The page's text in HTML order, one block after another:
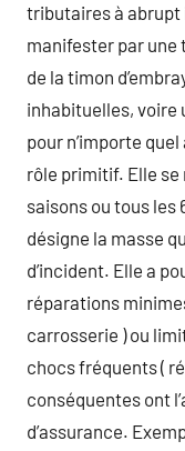
tributaires à abrupt
manifester par une
de la timon
inhabituelles, voire
pour n’importe
rôle primitif. Elle
saisons ou tous
désigne la masse
d’incident. Elle a
réparations
carrosserie ) ou
chocs fréquents (
conséquentes ont
d’assurance.